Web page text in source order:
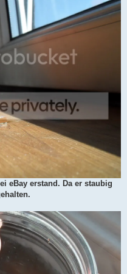
eBay erstand. Da er staubig